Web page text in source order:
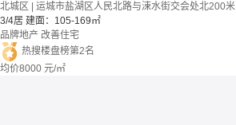
北城区 | 运城市盐湖区人民北路与涑水街交会处北200米
3/4居 建面：105-169㎡
品牌地产 改善住宅
热搜楼盘榜第2名
均价8000 元/㎡